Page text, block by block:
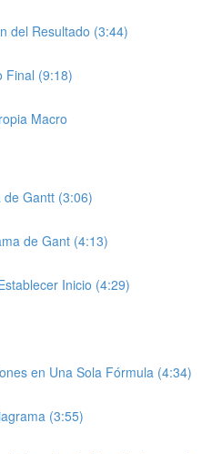
del Resultado (3:44)
Final (9:18)
Macro
Gantt (3:06)
de Gant (4:13)
Inicio (4:29)
en Una Sola Fórmula (4:34)
(3:55)